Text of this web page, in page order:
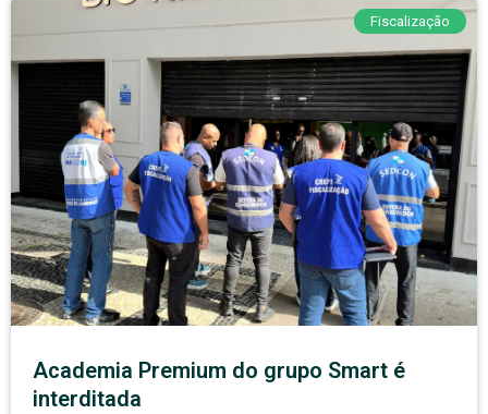
Fiscalização
Academia Premium do grupo Smart é
interditada